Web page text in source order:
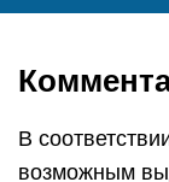
В
возможным